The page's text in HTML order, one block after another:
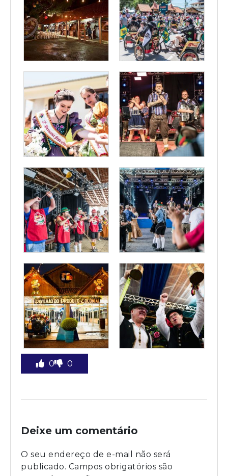
0 0
Deixe um comentário
O seu endereço de e-mail não será
publicado. Campos obrigatórios são